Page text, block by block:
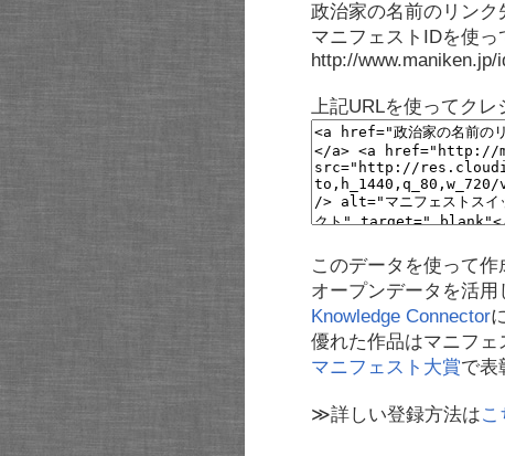
政治家の名前のリンク
マニフェストIDを使っ
http://www.maniken.jp/
上記URLを使ってクレ
このデータを使って作
オープンデータを活用
Knowledge Connector
優れた作品はマニフェ
マニフェスト大賞で表
≫詳しい登録方法はこ